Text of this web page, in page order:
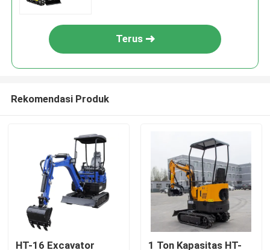
Terus
Rekomendasi Produk
HT-16 Excavator
1 Ton Kapasitas HT-